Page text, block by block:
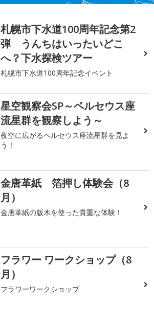
札幌市下水道100周年記念第2
弾 うんちはいったいどこ
へ？下水探検ツアー
札幌市下水道100周年記念イベント
星空観察会SP～ペルセウス座
流星群を観察しよう～
夜空に広がるペルセウス座流星群を見よ
う！
金唐革紙 箔押し体験会（8
月）
金唐革紙の版木を使った貴重な体験！
フラワー ワークショップ（8
月）
フラワーワークショップ